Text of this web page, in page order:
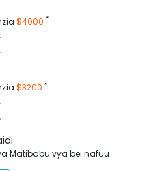
$4000 *
$3200 *
Matibabu vya bei nafuu